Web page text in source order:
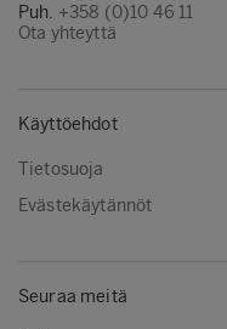
Puh. +358 (0)10 46 11
Ota yhteyttä
Käyttöehdot
Tietosuoja
Evästekäytännöt
Seuraa meitä